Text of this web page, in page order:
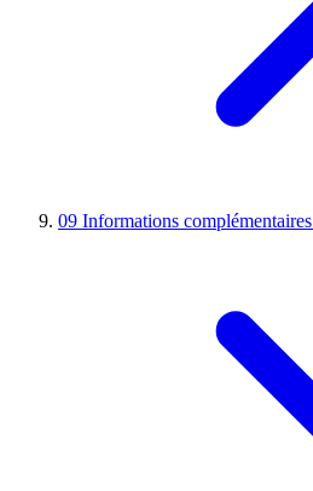
09 Informations complémentaires